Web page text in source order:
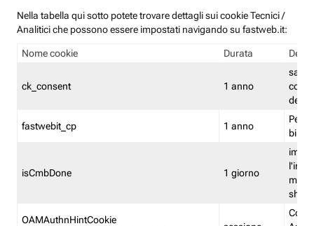
Nella tabella qui sotto potete trovare dettagli sui cookie Tecnici /
Analitici che possono essere impostati navigando su fastweb.it:
Nome cookie Durata
ck_consent 1 anno
salva
dei
fastwebit_cp 1 anno
isCmbDone 1 giorno
shp
OAMAuthnHintCookie